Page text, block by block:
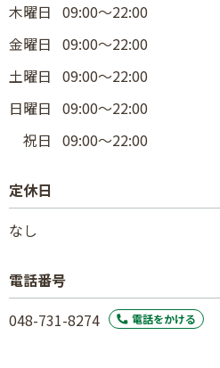
木曜日 09:00〜22:00
金曜日 09:00〜22:00
土曜日 09:00〜22:00
日曜日 09:00〜22:00
祝日 09:00〜22:00
定休日
なし
電話番号
048-731-8274
電話をかける